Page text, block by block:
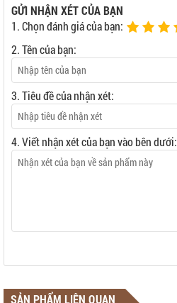
GỬI NHẬN XÉT CỦA BẠN
1. Chọn đánh giá của bạn:
2. Tên của bạn:
3. Tiêu đề của nhận xét:
4. Viết nhận xét của bạn vào bên dưới:
SẢN PHẨM LIÊN QUAN